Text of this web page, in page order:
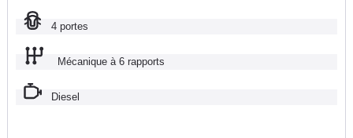
4 portes
Mécanique à 6 rapports
Diesel